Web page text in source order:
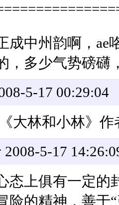
成中州韵啊，ae
，多少气势磅礴
5-17 00:29:04
大林和小林》作
5-17
态上俱有一定的
险的精神，善于